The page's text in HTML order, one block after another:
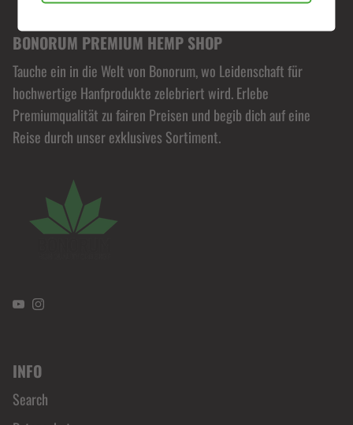
BONORUM PREMIUM HEMP SHOP
Tauche ein in die Welt von Bonorum, wo Leidenschaft für
hochwertige Hanfprodukte zelebriert wird. Erlebe
Premiumqualität zu fairen Preisen und begib dich auf eine
Reise durch unser exklusives Sortiment.
YouTubeInstagram
INFO
Search